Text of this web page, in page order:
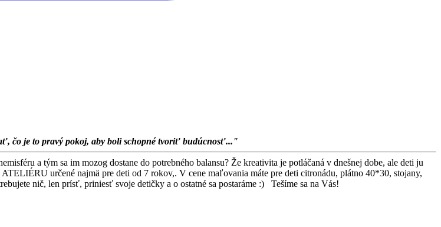
čo je to pravý pokoj, aby boli schopné tvoriť budúcnosť..."
a tým sa im mozog dostane do potrebného balansu? Že kreativita je potláčaná v dnešnej dobe, ale deti ju
určené najmä pre deti od 7 rokov,. V cene maľovania máte pre deti citronádu, plátno 40*30, stojany,
nič, len prísť, priniesť svoje detičky a o ostatné sa postaráme :) Tešíme sa na Vás!